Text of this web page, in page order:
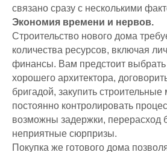
связано сразу с несколькими
Экономия времени и нервов.
Строительство нового дома
количества ресурсов, включая
финансы. Вам предстоит выбрать
хорошего архитектора,
бригадой, закупить
постоянно контролировать
возможны задержки, перерасход
неприятные сюрпризы.
Покупка же готового дома